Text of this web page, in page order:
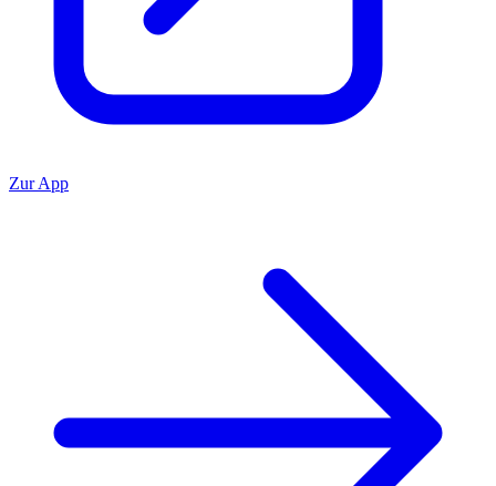
Zur App